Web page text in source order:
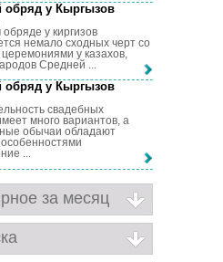
обряд у Кыргызов
у киргизов
немало сходных черт со
у казахов,
Средней ...
обряд у Кыргызов
свадебных
много вариантов, а
обычаи обладают
...
за месяц